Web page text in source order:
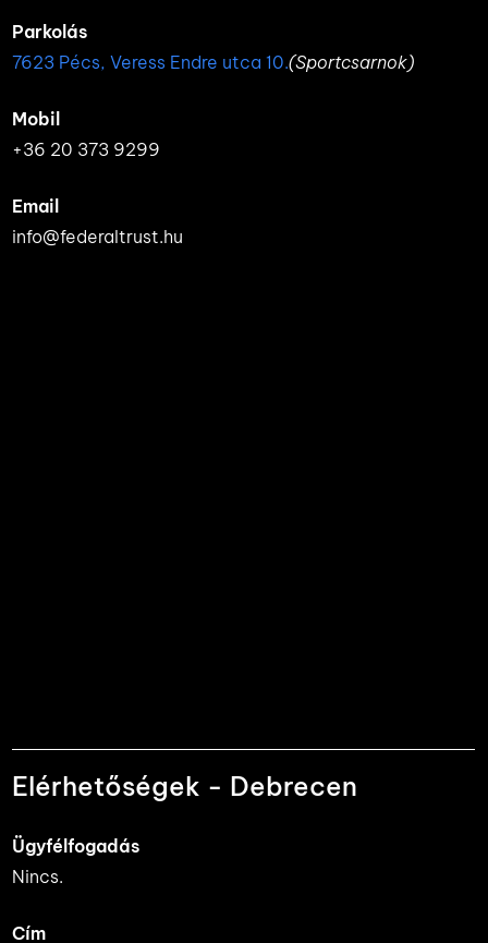
Parkolás
7623 Pécs, Veress Endre utca 10.(Sportcsarnok)
Mobil
+36 20 373 9299
Email
info@federaltrust.hu
Elérhetőségek - Debrecen
Ügyfélfogadás
Nincs.
Cím